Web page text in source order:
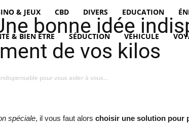
& JEUX CBD DIVERS EDUCATION
& BIEN ÊTRE SÉDUCTION VÉHICULE
bonne idée
de vos kilos
pour vous aider à vous...
spéciale, il vous faut alors choisir une solution pour